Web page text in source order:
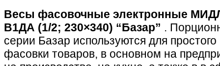
Весы фасовочные электронные
В1ДА (1/2; 230×340) “Базар” .
серии Базар используются для
фасовки товаров, в основном на